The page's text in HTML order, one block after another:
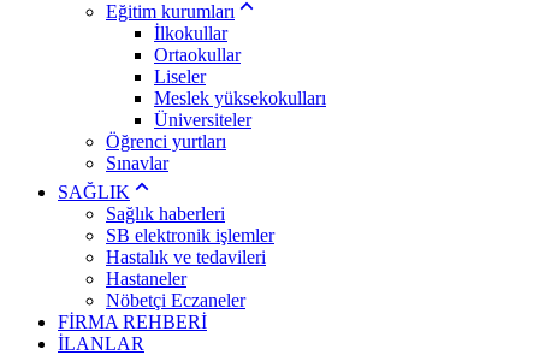
Eğitim kurumları
İlkokullar
Ortaokullar
Liseler
Meslek yüksekokulları
Üniversiteler
Öğrenci yurtları
Sınavlar
SAĞLIK
Sağlık haberleri
SB elektronik işlemler
Hastalık ve tedavileri
Hastaneler
Nöbetçi Eczaneler
FİRMA REHBERİ
İLANLAR